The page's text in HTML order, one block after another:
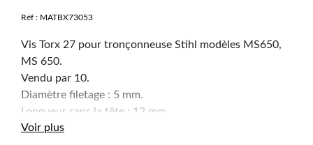
Réf : MATBX73053
Vis Torx 27 pour tronçonneuse Stihl modèles MS650,
MS 650.
Vendu par 10.
​Diamètre filetage : 5 mm.
Longueur sans la tête : 12 mm.
Selon arrivage la forme de la tête peut changer.
Voir plus